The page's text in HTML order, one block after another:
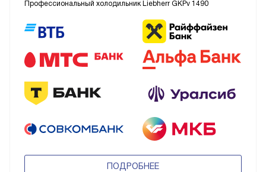
Профессиональный холодильник Liebherr GKPv 1490
ПОДРОБНЕЕ